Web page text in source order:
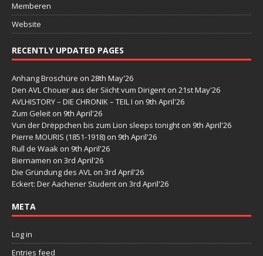
Memberen
Website
RECENTLY UPDATED PAGES
Anhang Broschüre on 28th May'26
Den AVL Chouer aus der Siicht vum Dirigent on 21st May'26
AVLHISTORY – DIE CHRONIK – TEIL I on 9th April'26
Zum Geleit on 9th April'26
Vun der Drëppchen bis zum Lion sleeps tonight on 9th April'26
Pierre MOURIS (1851-1918) on 9th April'26
Rull de Waak on 9th April'26
Biernamen on 3rd April'26
Die Gründung des AVL on 3rd April'26
Eckert: Der Aachener Student on 3rd April'26
META
Log in
Entries feed